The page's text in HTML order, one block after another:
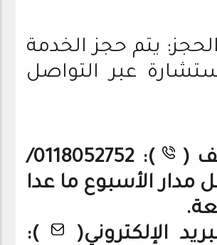
يتم حجز الخدمة
عبر التواصل
(
): 0118052752/
مدار الأسبوع ما عدا
الإلكتروني(
):